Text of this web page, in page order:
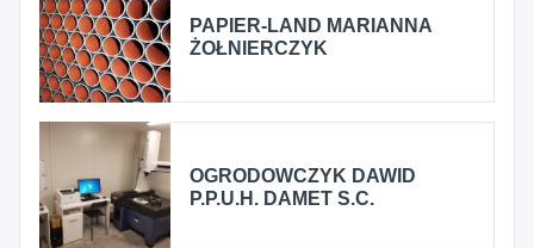
PAPIER-LAND MARIANNA
ŻOŁNIERCZYK
OGRODOWCZYK DAWID
P.P.U.H. DAMET S.C.